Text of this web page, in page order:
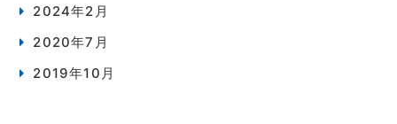
2024年2月
2020年7月
2019年10月